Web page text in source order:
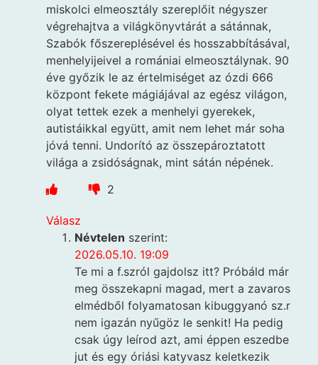
miskolci elmeosztály szereplőit négyszer
végrehajtva a világkönyvtárát a sátánnak,
Szabók főszereplésével és hosszabbításával,
menhelyijeivel a romániai elmeosztálynak. 90
éve győzik le az értelmiséget az ózdi 666
központ fekete mágiájával az egész világon,
olyat tettek ezek a menhelyi gyerekek,
autistáikkal együtt, amit nem lehet már soha
jóvá tenni. Undorító az összepároztatott
világa a zsidóságnak, mint sátán népének.
2
Válasz
Névtelen szerint:
2026.05.10. 19:09
Te mi a f.szról gajdolsz itt? Próbáld már
meg összekapni magad, mert a zavaros
elmédből folyamatosan kibuggyanó sz.r
nem igazán nyűgöz le senkit! Ha pedig
csak úgy leírod azt, ami éppen eszedbe
jut és egy óriási katyvasz keletkezik